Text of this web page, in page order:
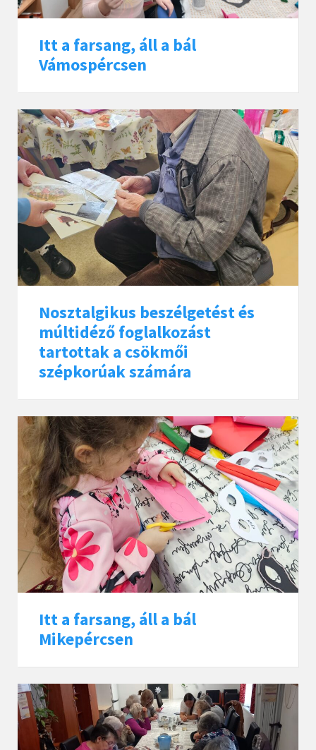
Itt a farsang, áll a bál
Vámospércsen
Nosztalgikus beszélgetést és
múltidéző foglalkozást
tartottak a csökmői
szépkorúak számára
Itt a farsang, áll a bál
Mikepércsen